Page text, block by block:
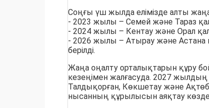
Соңғы үш жылда елімізде алты
- 2023 жылы – Семей және Тараз
- 2024 жылы – Кентау және Орал
- 2026 жылы – Атырау және Астана
берілді.
Жаңа оңалту орталықтарын құру
кезеңімен жалғасуда. 2027
Талдықорған, Көкшетау және
нысанның құрылысын аяқтау